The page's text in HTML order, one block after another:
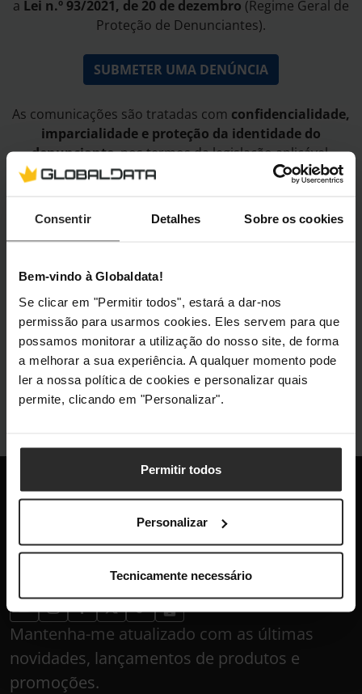
Consentir Detalhes Sobre os cookies
Bem-vindo à Globaldata!
Se clicar em "Permitir todos", estará a dar-nos
permissão para usarmos cookies. Eles servem para que
possamos monitorar a utilização do nosso site, de forma
a melhorar a sua experiência. A qualquer momento pode
ler a nossa política de cookies e personalizar quais
permite, clicando em "Personalizar".
Permitir todos
Personalizar
Tecnicamente necessário
a Lei n.º 93/2021, de 20 de dezembro (Regime Geral de
Proteção de Denunciantes).
SUBMETER UMA DENÚNCIA
As comunicações são tratadas com confidencialidade,
imparcialidade e proteção da identidade do
denunciante, nos termos da legislação aplicável.
Responsável pelo Cumprimento
Contacto:rpc@caseking.pt
Referências
Mecanismo Nacional Anticorrupção (MENAC)
Decreto-Lei n.º 109-E/2021, de 9 de dezembro
info@globaldata.pt
As nossas comunidades
Mantenha-me atualizado com as últimas
novidades, lançamentos de produtos e
promoções.